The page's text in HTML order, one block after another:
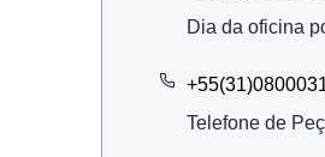
Dia da oficina
Telefone de